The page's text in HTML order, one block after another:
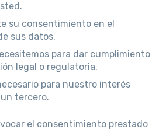
su consentimiento en el
sus datos.
para dar cumplimiento
legal o regulatoria.
para nuestro interés
tercero.
el consentimiento prestado